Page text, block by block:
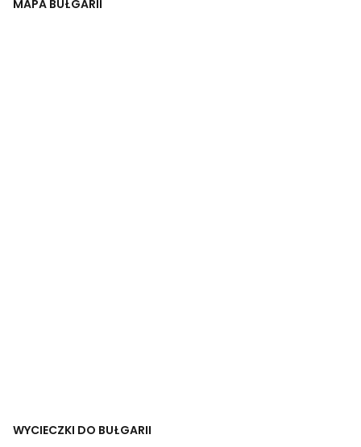
MAPA BUŁGARII
WYCIECZKI DO BUŁGARII